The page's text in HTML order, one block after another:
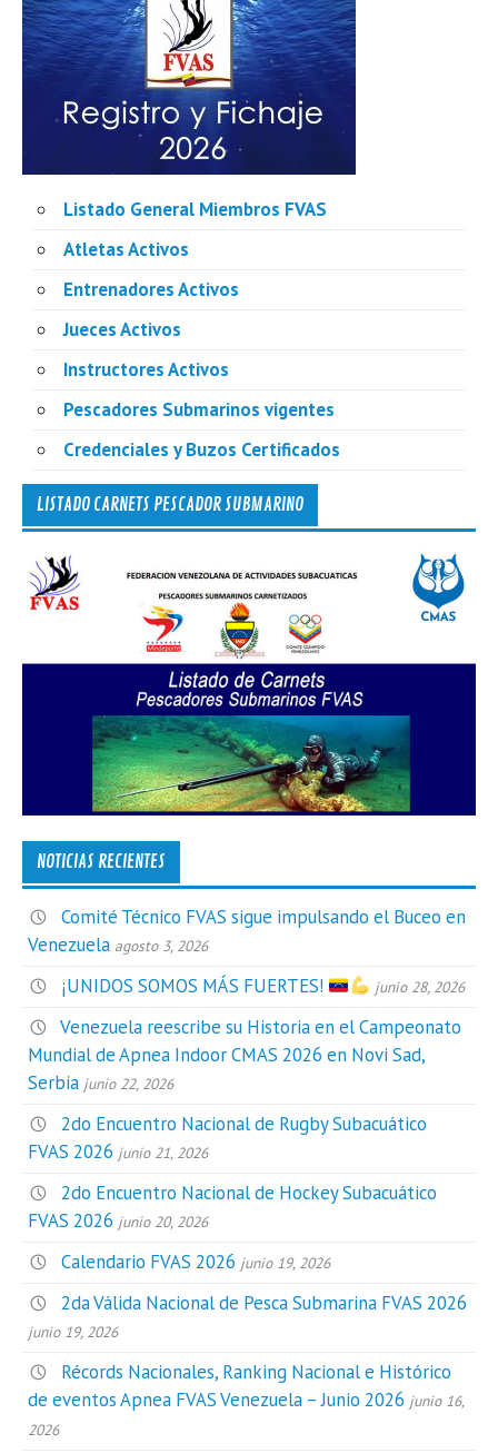
Listado General Miembros FVAS
Atletas Activos
Entrenadores Activos
Jueces Activos
Instructores Activos
Pescadores Submarinos vigentes
Credenciales y Buzos Certificados
LISTADO CARNETS PESCADOR SUBMARINO
NOTICIAS RECIENTES
Comité Técnico FVAS sigue impulsando el Buceo en
Venezuela agosto 3, 2026
¡UNIDOS SOMOS MÁS FUERTES! junio 28, 2026
Venezuela reescribe su Historia en el Campeonato
Mundial de Apnea Indoor CMAS 2026 en Novi Sad,
Serbia junio 22, 2026
2do Encuentro Nacional de Rugby Subacuático
FVAS 2026 junio 21, 2026
2do Encuentro Nacional de Hockey Subacuático
FVAS 2026 junio 20, 2026
Calendario FVAS 2026 junio 19, 2026
2da Válida Nacional de Pesca Submarina FVAS 2026
junio 19, 2026
Récords Nacionales, Ranking Nacional e Histórico
de eventos Apnea FVAS Venezuela – Junio 2026 junio 16,
2026